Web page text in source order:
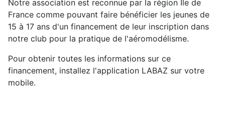
Notre association est reconnue par la région Ile de
France comme pouvant faire bénéficier les jeunes de
15 à 17 ans d'un financement de leur inscription dans
notre club pour la pratique de l'aéromodélisme.
Pour obtenir toutes les informations sur ce
financement, installez l'application LABAZ sur votre
mobile.